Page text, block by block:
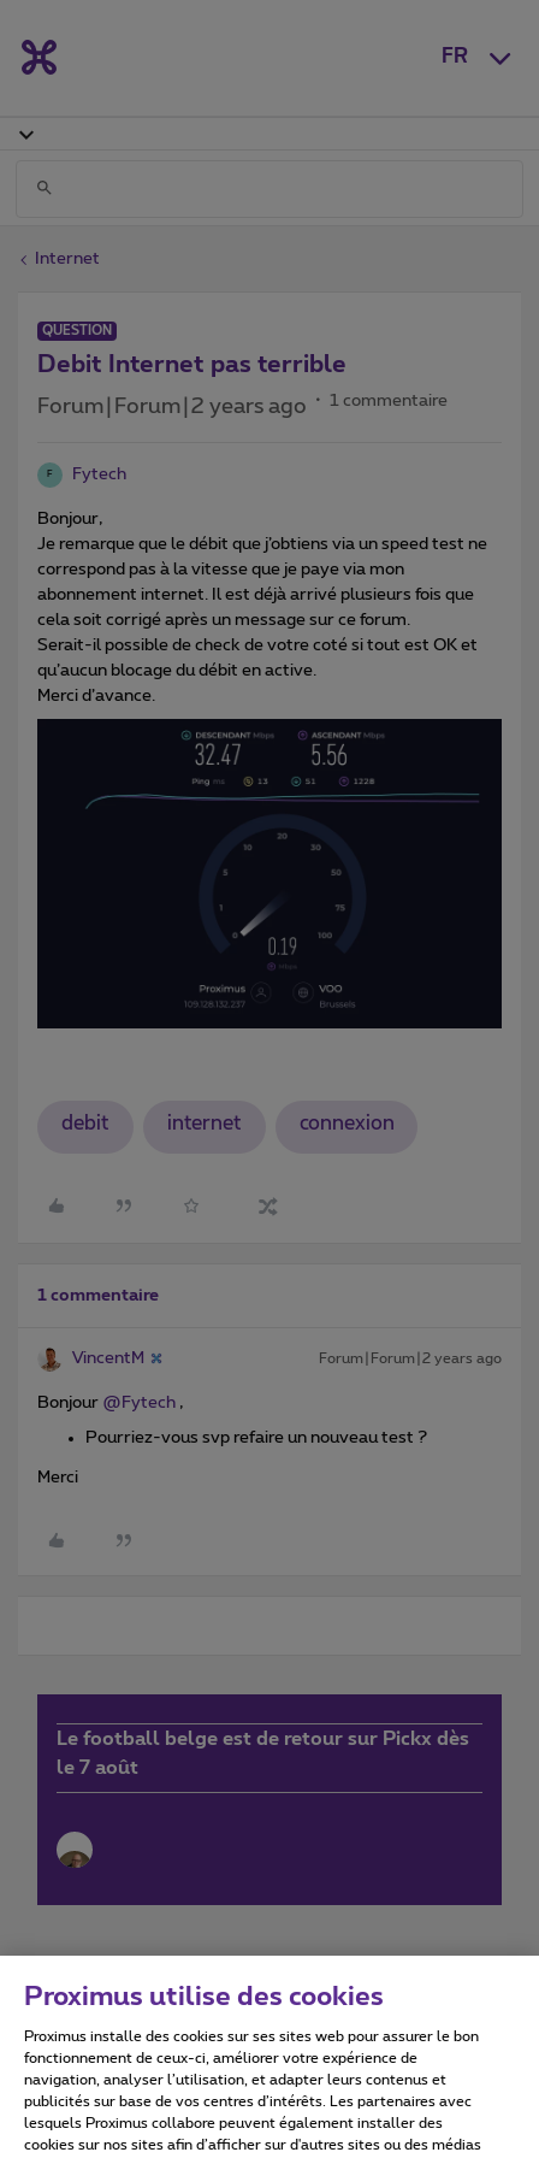
FR
Internet
QUESTION
Debit Internet pas terrible
Forum|Forum|2 years ago 1 commentaire
F Fytech
Bonjour,
Je remarque que le débit que j’obtiens via un speed test ne
correspond pas à la vitesse que je paye via mon
abonnement internet. Il est déjà arrivé plusieurs fois que
cela soit corrigé après un message sur ce forum.
Serait-il possible de check de votre coté si tout est OK et
qu’aucun blocage du débit en active.
Merci d’avance.
debit internet connexion
1 commentaire
VincentM Forum|Forum|2 years ago
Bonjour @Fytech ,
Pourriez-vous svp refaire un nouveau test ?
Merci
Le football belge est de retour sur Pickx dès
le 7 août
Conditions d'utilisation Accessibility statement
Proximus utilise des cookies
Proximus installe des cookies sur ses sites web pour assurer le bon
fonctionnement de ceux-ci, améliorer votre expérience de
navigation, analyser l’utilisation, et adapter leurs contenus et
publicités sur base de vos centres d’intérêts. Les partenaires avec
lesquels Proximus collabore peuvent également installer des
cookies sur nos sites afin d’afficher sur d'autres sites ou des médias